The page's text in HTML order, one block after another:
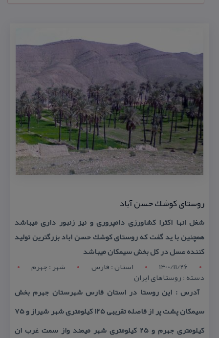
روستای كوشك حسن آباد
شغل انها اكثرا كشاورزی دامپروری و نیز زنبور داری میباشد
همچنین با ید گفت كه روستای كوشك حسن اباد بزرگترین تولید
كننده عسل در كل بخش سیمكان میباشد
1400/11/26
استان : فارس شهر : جهرم
دسته : روستاهای ایران
آدرس : این روستا در استان فارس شهرستان جهرم بخش
سیمكان پشت پر از فاصله تقریبی ۱۲۵ كیلومتری شهر شیراز و ۷۵
كیلومتری جهرم و ۲۵ كیلومتری شهر میمند واز سمت غرب ان